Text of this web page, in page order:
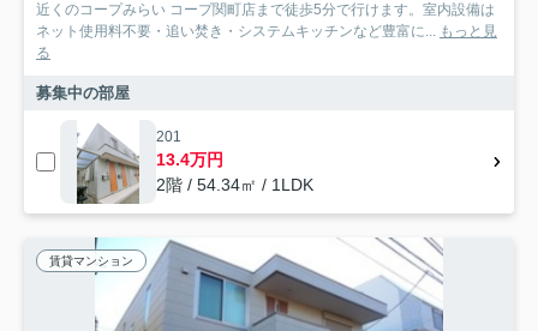
近くのコープみらい コープ関町店まで徒歩5分で行けます。室内設備は
ネット使用料不要・追い焚き・システムキッチンなど豊富に... もっと見
る
募集中の部屋
201
13.4万円
2階 / 54.34㎡ / 1LDK
賃貸マンション